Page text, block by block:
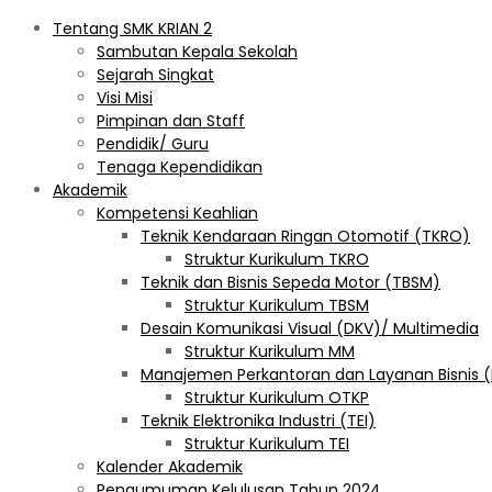
Tentang SMK KRIAN 2
Sambutan Kepala Sekolah
Sejarah Singkat
Visi Misi
Pimpinan dan Staff
Pendidik/ Guru
Tenaga Kependidikan
Akademik
Kompetensi Keahlian
Teknik Kendaraan Ringan Otomotif (TKRO)
Struktur Kurikulum TKRO
Teknik dan Bisnis Sepeda Motor (TBSM)
Struktur Kurikulum TBSM
Desain Komunikasi Visual (DKV)/ Multimedia
Struktur Kurikulum MM
Manajemen Perkantoran dan Layanan Bisnis
Struktur Kurikulum OTKP
Teknik Elektronika Industri (TEI)
Struktur Kurikulum TEI
Kalender Akademik